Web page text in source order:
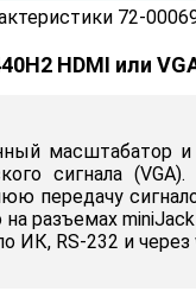
72-
HDMI или
масштабатор
сигнала
передачу
на разъемах
ИК, RS-232 и